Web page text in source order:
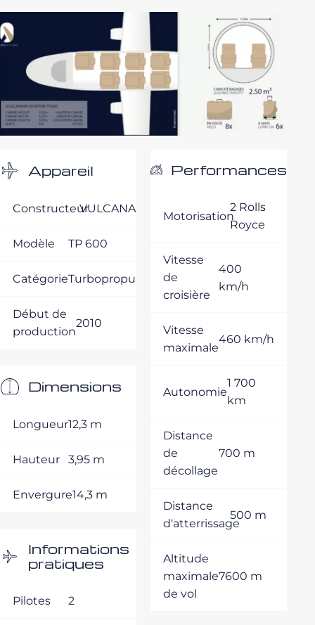
Appareil
ConstructeurVULCANAIR
Modèle TP 600
CatégorieTurbopropulseurs
Début de
production
2010
Dimensions
Longueur12,3 m
Hauteur 3,95 m
Envergure14,3 m
Informations
pratiques
Pilotes 2
Performances
Motorisation
2 Rolls
Royce
Vitesse
de
croisière
400
km/h
Vitesse
maximale
460 km/h
Autonomie
1 700
km
Distance
de
décollage
700 m
Distance
d'atterrissage
500 m
Altitude
maximale
de vol
7600 m